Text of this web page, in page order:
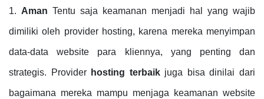
1. Aman Tentu saja keamanan menjadi hal yang wajib
dimiliki oleh provider hosting, karena mereka menyimpan
data-data website para kliennya, yang penting dan
strategis. Provider hosting terbaikjuga bisa dinilai dari
bagaimana mereka mampu menjaga keamanan website